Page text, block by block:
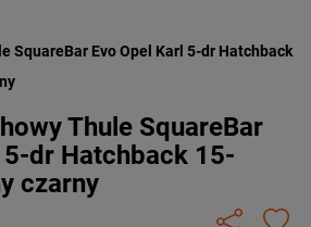
SquareBar Evo Opel Karl 5-dr Hatchback
Thule SquareBar
5-dr Hatchback 15-
czarny